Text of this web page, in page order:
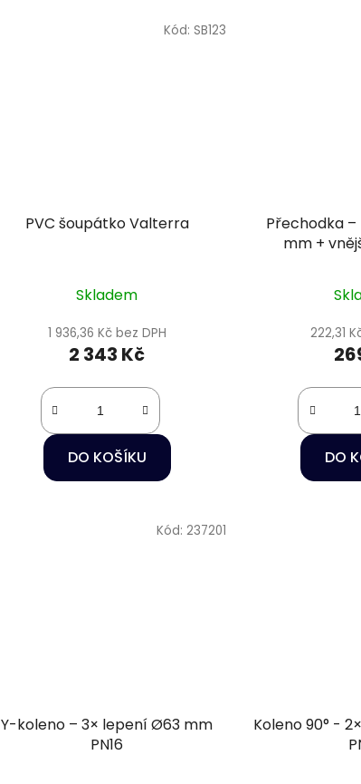
PVC šoupátko Valterra
Skladem
1 936,36 Kč bez DPH
2 343 Kč
DO KOŠÍKU
Kód: SB123
Přechodka –
mm +
222,31
DO
Y-koleno – 3× lepení Ø63 mm
PN16
Kód: 237201
Koleno 90° -